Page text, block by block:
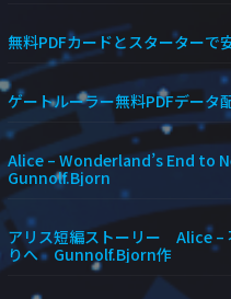
無料PDFカードとスターターで
ゲートルーラー無料PDFデータ
Alice – Wonderland’s End
Gunnolf.Bjorn
アリス短編ストーリー Alice –
りへ Gunnolf.Bjorn作